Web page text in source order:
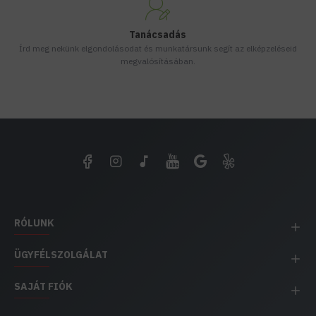
Tanácsadás
Írd meg nekünk elgondolásodat és munkatársunk segít az elképzeléseid
megvalósításában.
RÓLUNK
ÜGYFÉLSZOLGÁLAT
SAJÁT FIÓK